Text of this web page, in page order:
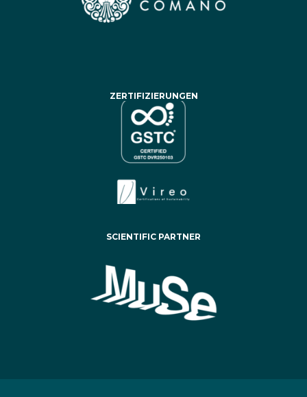
ZERTIFIZIERUNGEN
SCIENTIFIC PARTNER